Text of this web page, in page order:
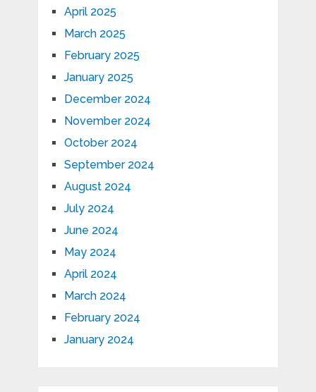
April 2025
March 2025
February 2025
January 2025
December 2024
November 2024
October 2024
September 2024
August 2024
July 2024
June 2024
May 2024
April 2024
March 2024
February 2024
January 2024